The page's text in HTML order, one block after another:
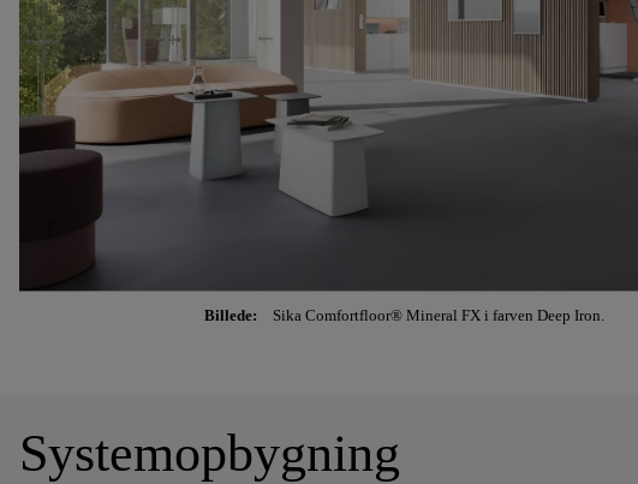
Billede: Sika Comfortfloor® Mineral FX i farven Deep Iron.
Systemopbygning